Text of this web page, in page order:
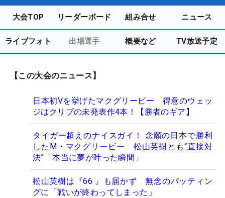
大会TOP リーダーボード 組み合せ ニュース
ライブフォト 出場選手 概要など TV放送予定
【この大会のニュース】
日本初Vを挙げたマクグリービー 得意のウェッ
ジはクリブの未発表作4本！【勝者のギア】
タイガー超えのナイスガイ！ 念願の日本で勝利
したM・マクグリービー 松山英樹とも“直接対
決”「本当に夢が叶った瞬間」
松山英樹は『66 』も届かず 無念のパッティン
グに「戦いが終わってしまった」